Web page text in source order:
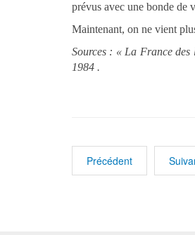
prévus avec une bonde de
Maintenant, on ne vient
Sources : « La France
1984 .
Précédent